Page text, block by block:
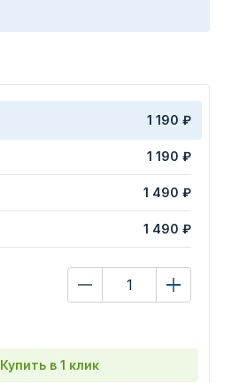
1 190 ₽
1 190 ₽
1 490 ₽
1 490 ₽
Купить в 1 клик